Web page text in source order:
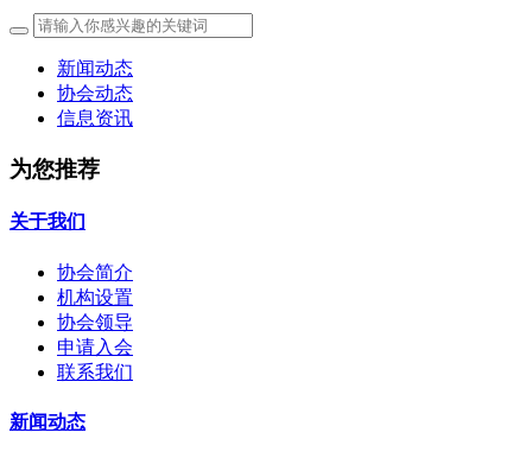
新闻动态
协会动态
信息资讯
为您推荐
关于我们
协会简介
机构设置
协会领导
申请入会
联系我们
新闻动态